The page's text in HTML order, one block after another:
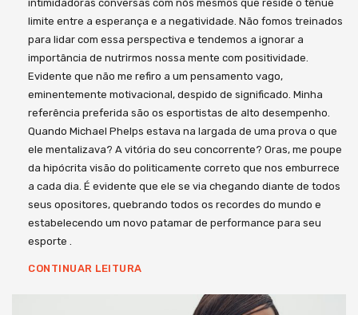
intimidadoras conversas com nós mesmos que reside o tênue
limite entre a esperança e a negatividade. Não fomos treinados
para lidar com essa perspectiva e tendemos a ignorar a
importância de nutrirmos nossa mente com positividade.
Evidente que não me refiro a um pensamento vago,
eminentemente motivacional, despido de significado. Minha
referência preferida são os esportistas de alto desempenho.
Quando Michael Phelps estava na largada de uma prova o que
ele mentalizava? A vitória do seu concorrente? Oras, me poupe
da hipócrita visão do politicamente correto que nos emburrece
a cada dia. É evidente que ele se via chegando diante de todos
seus opositores, quebrando todos os recordes do mundo e
estabelecendo um novo patamar de performance para seu
esporte .
CONTINUAR LEITURA